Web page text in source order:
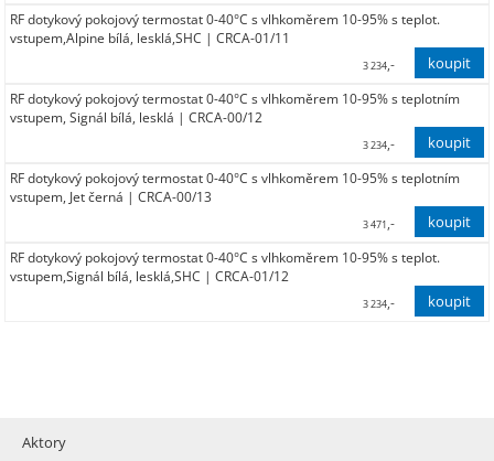
2 673,00
RF dotykový pokojový termostat 0-40°C s vlhkoměrem 10-95% s teplot.
vstupem,Alpine bílá, lesklá,SHC | CRCA-01/11
3 234,-
2 673,00
RF dotykový pokojový termostat 0-40°C s vlhkoměrem 10-95% s teplotním
vstupem, Signál bílá, lesklá | CRCA-00/12
3 234,-
2 673,00
RF dotykový pokojový termostat 0-40°C s vlhkoměrem 10-95% s teplotním
vstupem, Jet černá | CRCA-00/13
3 471,-
2 869,00
RF dotykový pokojový termostat 0-40°C s vlhkoměrem 10-95% s teplot.
vstupem,Signál bílá, lesklá,SHC | CRCA-01/12
3 234,-
Aktory